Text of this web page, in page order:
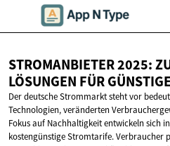
STROMANBIETER 2025:
LÖSUNGEN FÜR
Der deutsche Strommarkt steht vor
Technologien, veränderten
Fokus auf Nachhaltigkeit entwickeln sich
kostengünstige Stromtarife. Verbraucher